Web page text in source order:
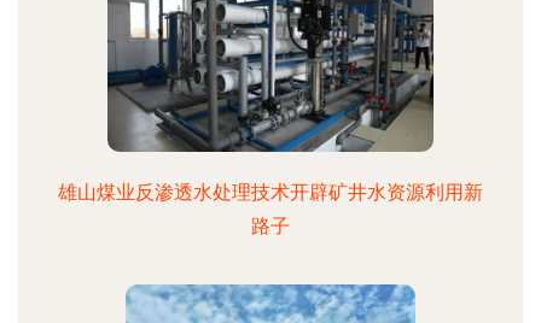
雄山煤业反渗透水处理技术开辟矿井水资源利用新
路子